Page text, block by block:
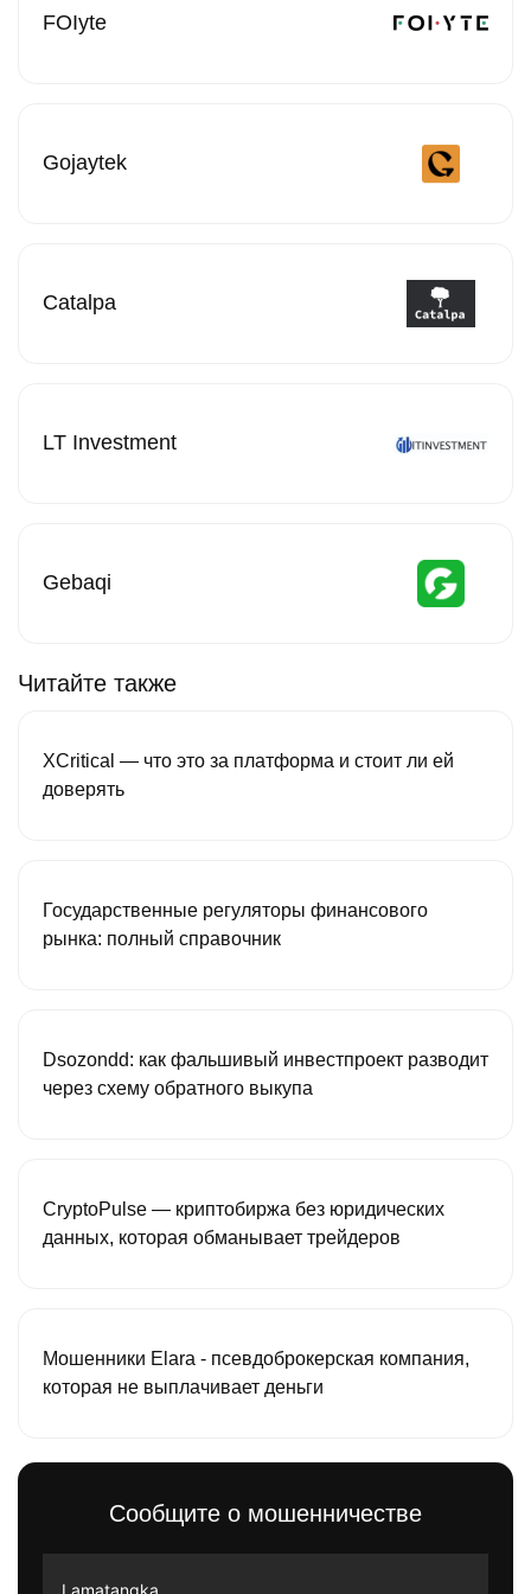
FOIyte
Gojaytek
Catalpa
LT Investment
Gebaqi
Читайте также
XCritical — что это за платформа и стоит ли ей
доверять
Государственные регуляторы финансового
рынка: полный справочник
Dsozondd: как фальшивый инвестпроект разводит
через схему обратного выкупа
CryptoPulse — криптобиржа без юридических
данных, которая обманывает трейдеров
Мошенники Elara - псевдоброкерская компания,
которая не выплачивает деньги
Сообщите о мошенничестве